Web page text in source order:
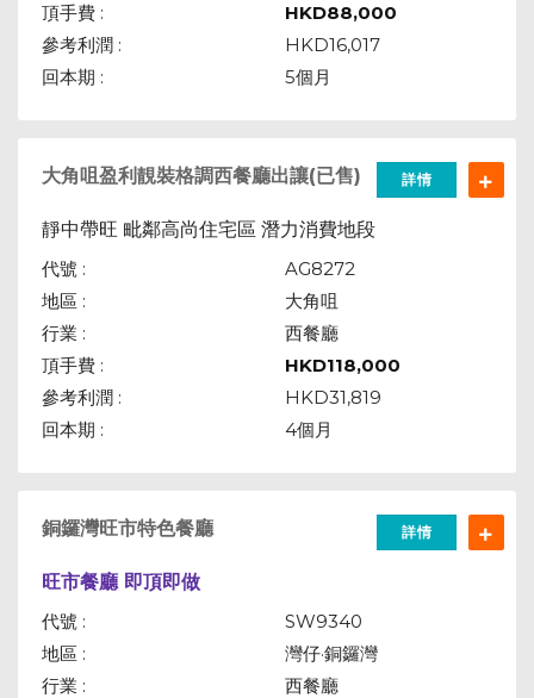
頂手費 :
HKD88,000
參考利潤 :
HKD16,017
回本期 :
5個月
大角咀盈利靚裝格調西餐廳出讓(已售) 詳情
靜中帶旺 毗鄰高尚住宅區 潛力消費地段
代號 :
AG8272
地區 :
大角咀
行業 :
西餐廳
頂手費 :
HKD118,000
參考利潤 :
HKD31,819
回本期 :
4個月
銅鑼灣旺市特色餐廳 詳情
旺市餐廳 即頂即做
代號 :
SW9340
地區 :
灣仔·銅鑼灣
行業 :
西餐廳